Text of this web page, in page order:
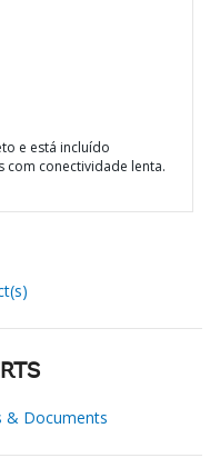
e está incluído
com conectividade lenta.
& Documents